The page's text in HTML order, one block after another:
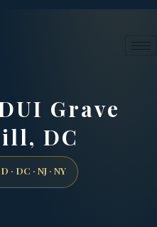
Grave
DC
· DC · NJ · NY